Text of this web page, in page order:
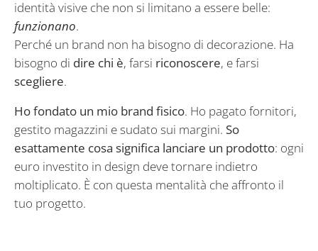
identità visive che non si limitano a essere belle:
funzionano.
Perché un brand non ha bisogno di decorazione. Ha
bisogno di dire chi è, farsi riconoscere, e farsi
scegliere.
Ho fondato un mio brand fisico. Ho pagato fornitori,
gestito magazzini e sudato sui margini. So
esattamente cosa significa lanciare un prodotto: ogni
euro investito in design deve tornare indietro
moltiplicato. È con questa mentalità che affronto il
tuo progetto.